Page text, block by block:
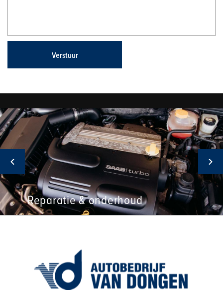
Verstuur
Reparatie & onderhoud